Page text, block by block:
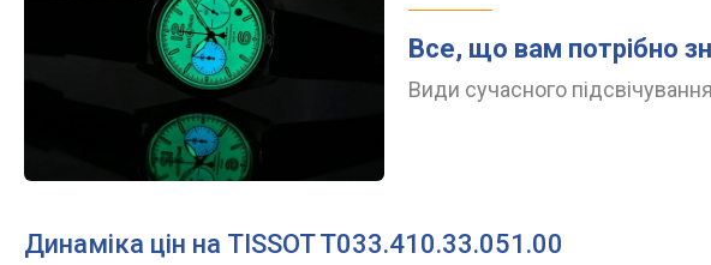
Все, що вам потрібно
Види сучасного
Динаміка цін на TISSOT T033.410.33.051.00